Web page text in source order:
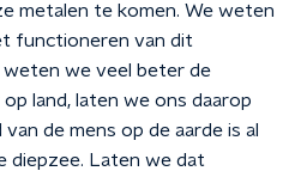
metalen te komen. We weten
functioneren van dit
we veel beter de
land, laten we ons daarop
de mens op de aarde is al
diepzee. Laten we dat